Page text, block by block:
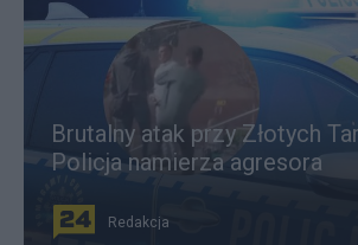
Brutalny atak przy Złotych
Policja namierza agresora
Redakcja